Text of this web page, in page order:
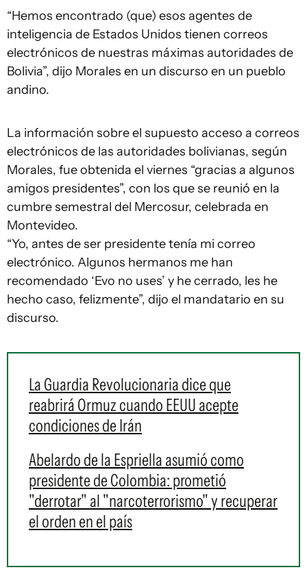
“Hemos encontrado (que) esos agentes de
inteligencia de Estados Unidos tienen correos
electrónicos de nuestras máximas autoridades de
Bolivia”, dijo Morales en un discurso en un pueblo
andino.
La información sobre el supuesto acceso a correos
electrónicos de las autoridades bolivianas, según
Morales, fue obtenida el viernes “gracias a algunos
amigos presidentes”, con los que se reunió en la
cumbre semestral del Mercosur, celebrada en
Montevideo.
“Yo, antes de ser presidente tenía mi correo
electrónico. Algunos hermanos me han
recomendado ‘Evo no uses’ y he cerrado, les he
hecho caso, felizmente”, dijo el mandatario en su
discurso.
La Guardia Revolucionaria dice que
reabrirá Ormuz cuando EEUU acepte
condiciones de Irán
Abelardo de la Espriella asumió como
presidente de Colombia: prometió
"derrotar" al "narcoterrorismo" y recuperar
el orden en el país